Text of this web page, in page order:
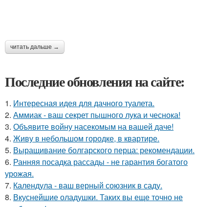
читать дальше →
Последние обновления на сайте:
1. Интересная идея для дачного туалета.
2. Аммиак - ваш секрет пышного лука и чеснока!
3. Объявите войну насекомым на вашей даче!
4. Живу в небольшом городке, в квартире.
5. Выращивание болгарского перца: рекомендации.
6. Ранняя посадка рассады - не гарантия богатого
урожая.
7. Календула - ваш верный союзник в саду.
8. Вкуснейшие оладушки. Таких вы еще точно не